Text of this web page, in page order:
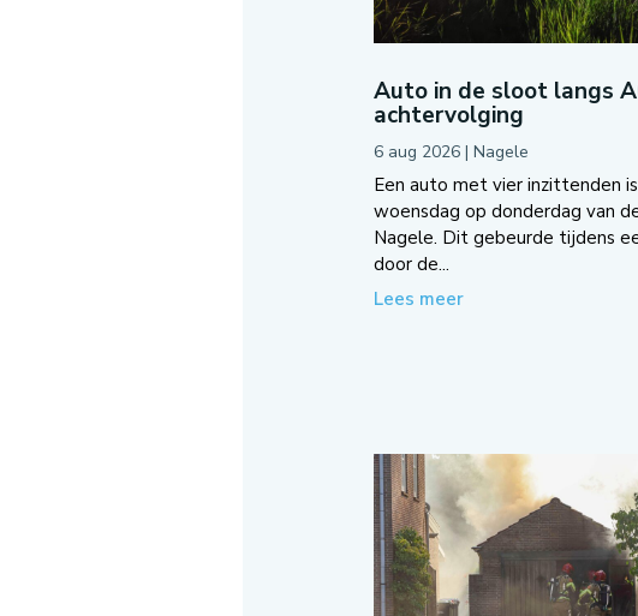
Auto in de sloot langs
achtervolging
6 aug 2026| Nagele
Een auto met vier inzittenden
woensdag op donderdag van
Nagele. Dit gebeurde tijdens
door de...
Lees meer